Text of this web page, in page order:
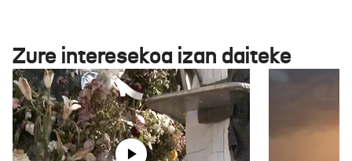
Zure interesekoa izan daiteke